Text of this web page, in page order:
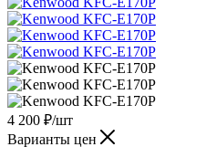
4 200 ₽/шт
Варианты цен